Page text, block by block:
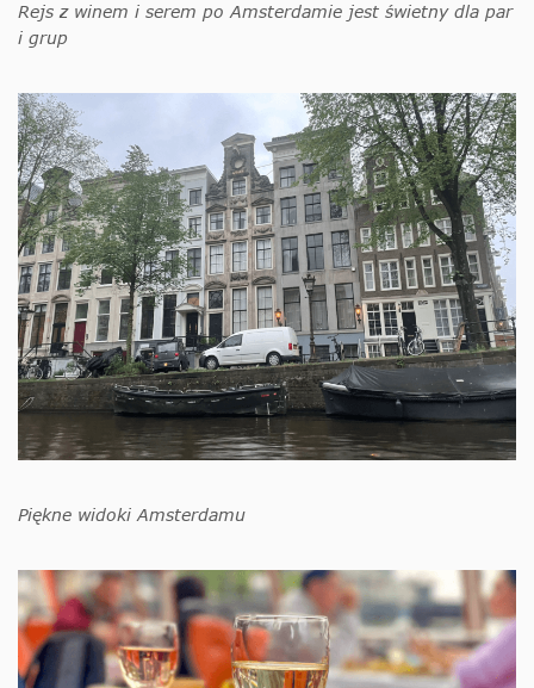
Rejs z winem i serem po Amsterdamie jest świetny dla par
i grup
Piękne widoki Amsterdamu